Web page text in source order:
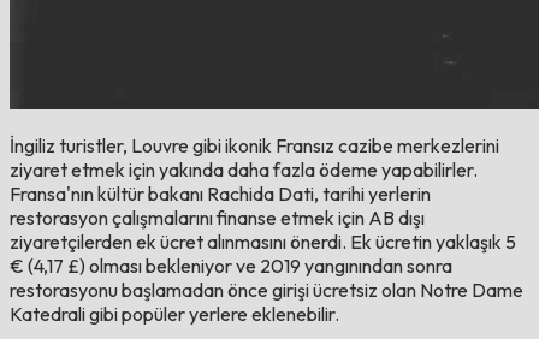
İngiliz turistler, Louvre gibi ikonik Fransız cazibe merkezlerini
ziyaret etmek için yakında daha fazla ödeme yapabilirler.
Fransa'nın kültür bakanı Rachida Dati, tarihi yerlerin
restorasyon çalışmalarını finanse etmek için AB dışı
ziyaretçilerden ek ücret alınmasını önerdi. Ek ücretin yaklaşık 5
€ (4,17 £) olması bekleniyor ve 2019 yangınından sonra
restorasyonu başlamadan önce girişi ücretsiz olan Notre Dame
Katedrali gibi popüler yerlere eklenebilir.